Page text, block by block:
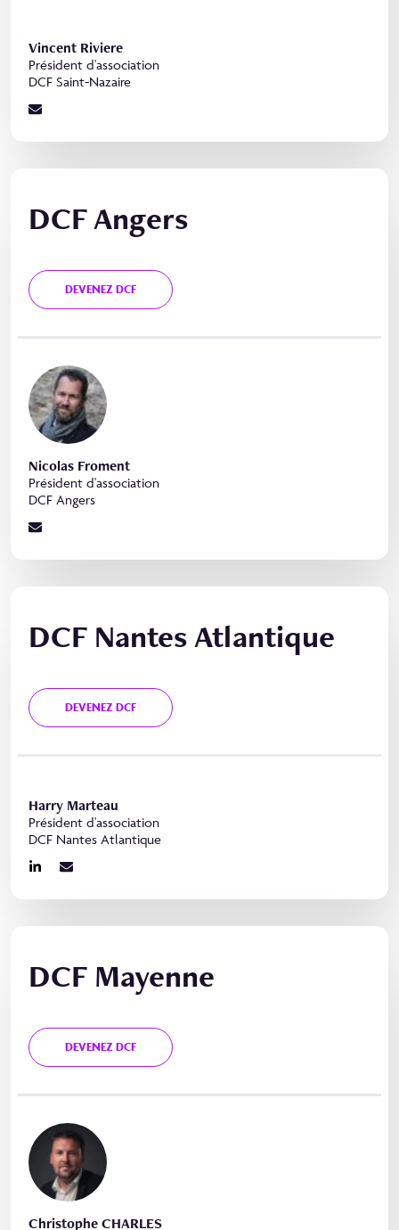
Vincent Riviere
Président d'association
DCF Saint-Nazaire
DCF Angers
DEVENEZ DCF
Nicolas Froment
Président d'association
DCF Angers
DCF Nantes Atlantique
DEVENEZ DCF
Harry Marteau
Président d'association
DCF Nantes Atlantique
DCF Mayenne
DEVENEZ DCF
Christophe CHARLES